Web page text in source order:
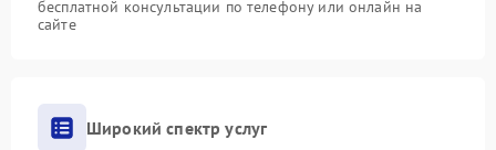
бесплатной консультации по телефону или онлайн на
сайте
Широкий спектр услуг